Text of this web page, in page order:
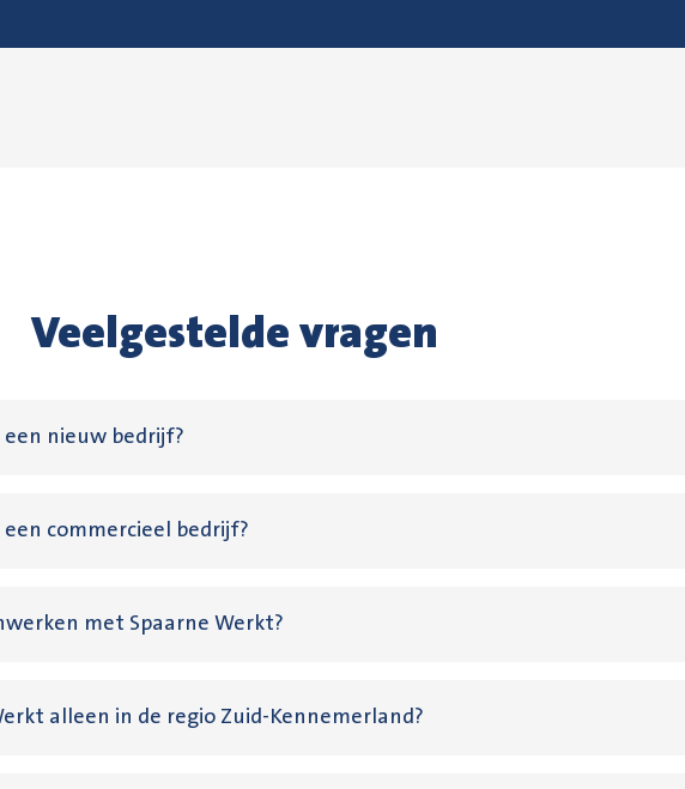
Veelgestelde vragen
een nieuw bedrijf?
een commercieel bedrijf?
met Spaarne Werkt?
alleen in de regio Zuid-Kennemerland?